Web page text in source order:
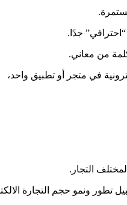
من معاني.
في متجر أو تطبيق واحد،
تطور ونمو حجم التجارة